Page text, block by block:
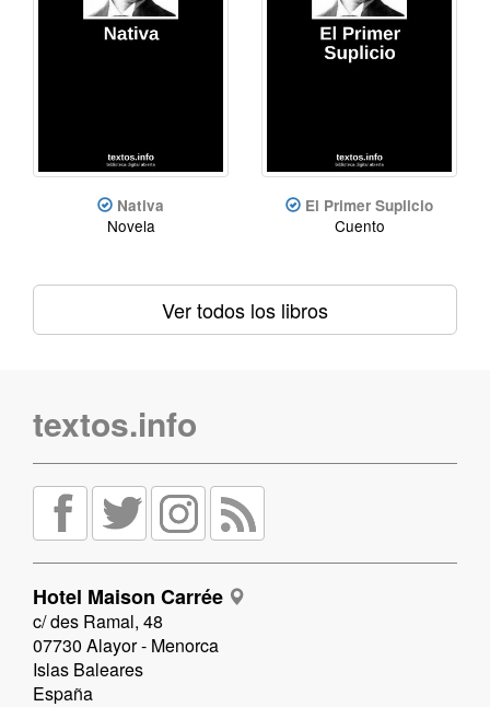
Nativa
Novela
El Primer Suplicio
Cuento
Ver todos los libros
textos.info
Hotel Maison Carrée
c/ des Ramal, 48
07730 Alayor - Menorca
Islas Baleares
España